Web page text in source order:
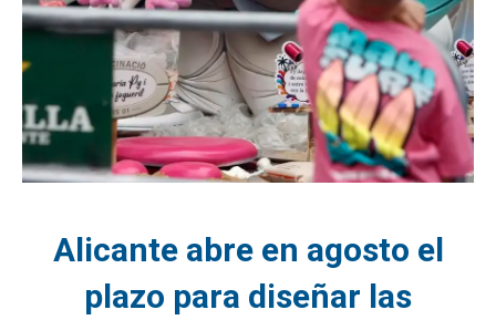
Alicante abre en agosto el
plazo para diseñar las